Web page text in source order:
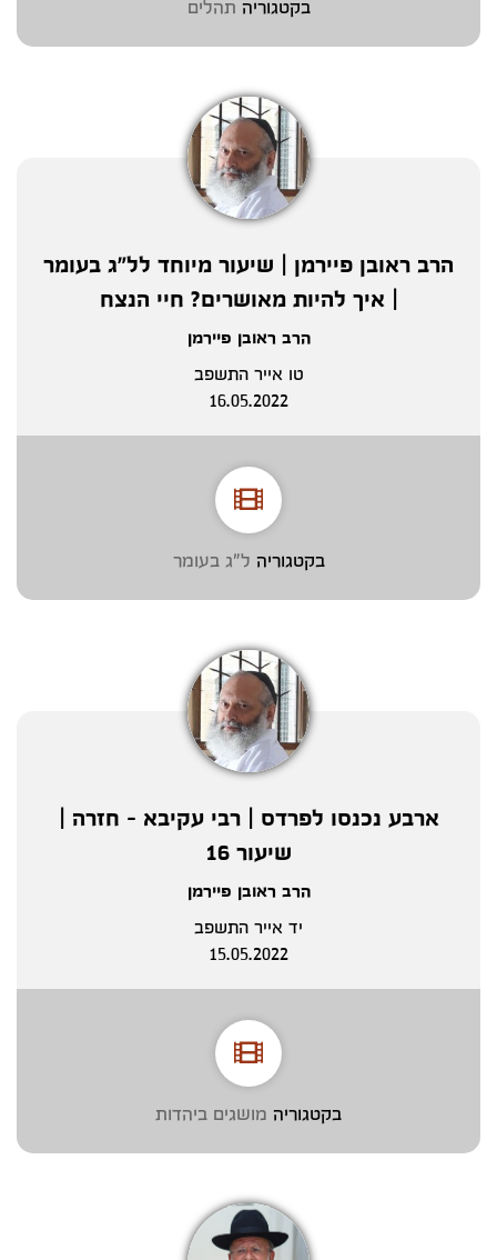
בקטגוריה תהלים
הרב ראובן פיירמן | שיעור מיוחד לל"ג בעומר
| איך להיות מאושרים? חיי הנצח
הרב ראובן פיירמן
טו אייר התשפב
16.05.2022
בקטגוריה ל"ג בעומר
ארבע נכנסו לפרדס | רבי עקיבא - חזרה |
שיעור 16
הרב ראובן פיירמן
יד אייר התשפב
15.05.2022
בקטגוריה מושגים ביהדות